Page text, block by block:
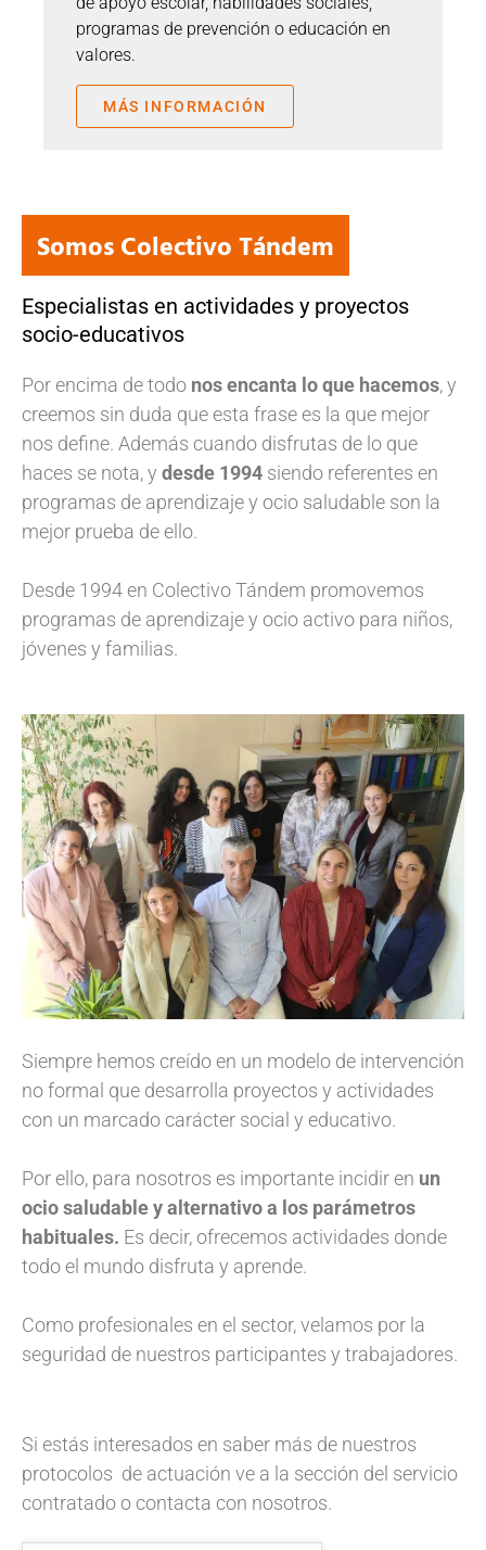
programas de prevención o educación en
valores.
MÁS INFORMACIÓN
Somos Colectivo Tándem
Especialistas en actividades y proyectos
socio-educativos
Por encima de todo nos encanta lo que hacemos, y
creemos sin duda que esta frase es la que mejor
nos define. Además cuando disfrutas de lo que
haces se nota, y desde 1994 siendo referentes en
programas de aprendizaje y ocio saludable son la
mejor prueba de ello.
Desde 1994 en Colectivo Tándem promovemos
programas de aprendizaje y ocio activo para niños,
jóvenes y familias.
Siempre hemos creído en un modelo de intervención
no formal que desarrolla proyectos y actividades
con un marcado carácter social y educativo.
Por ello, para nosotros es importante incidir en un
ocio saludable y alternativo a los parámetros
habituales. Es decir, ofrecemos actividades donde
todo el mundo disfruta y aprende.
Como profesionales en el sector, velamos por la
seguridad de nuestros participantes y trabajadores.
Si estás interesados en saber más de nuestros
protocolos de actuación ve a la sección del servicio
contratado o contacta con nosotros.